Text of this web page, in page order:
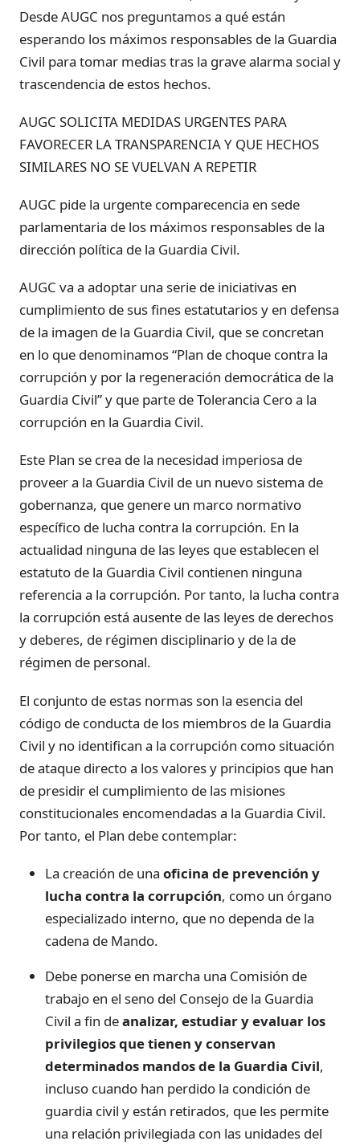
Desde AUGC nos preguntamos a qué están
esperando los máximos responsables de la Guardia
Civil para tomar medias tras la grave alarma social y
trascendencia de estos hechos.
AUGC SOLICITA MEDIDAS URGENTES PARA
FAVORECER LA TRANSPARENCIA Y QUE HECHOS
SIMILARES NO SE VUELVAN A REPETIR
AUGC pide la urgente comparecencia en sede
parlamentaria de los máximos responsables de la
dirección política de la Guardia Civil.
AUGC va a adoptar una serie de iniciativas en
cumplimiento de sus fines estatutarios y en defensa
de la imagen de la Guardia Civil, que se concretan
en lo que denominamos “Plan de choque contra la
corrupción y por la regeneración democrática de la
Guardia Civil” y que parte de Tolerancia Cero a la
corrupción en la Guardia Civil.
Este Plan se crea de la necesidad imperiosa de
proveer a la Guardia Civil de un nuevo sistema de
gobernanza, que genere un marco normativo
específico de lucha contra la corrupción. En la
actualidad ninguna de las leyes que establecen el
estatuto de la Guardia Civil contienen ninguna
referencia a la corrupción. Por tanto, la lucha contra
la corrupción está ausente de las leyes de derechos
y deberes, de régimen disciplinario y de la de
régimen de personal.
El conjunto de estas normas son la esencia del
código de conducta de los miembros de la Guardia
Civil y no identifican a la corrupción como situación
de ataque directo a los valores y principios que han
de presidir el cumplimiento de las misiones
constitucionales encomendadas a la Guardia Civil.
Por tanto, el Plan debe contemplar:
La creación de una oficina de prevención y
lucha contra la corrupción, como un órgano
especializado interno, que no dependa de la
cadena de Mando.
Debe ponerse en marcha una Comisión de
trabajo en el seno del Consejo de la Guardia
Civil a fin deanalizar, estudiar y evaluar los
privilegios que tienen y conservan
determinados mandos de la Guardia Civil,
incluso cuando han perdido la condición de
guardia civil y están retirados, que les permite
una relación privilegiada con las unidades del